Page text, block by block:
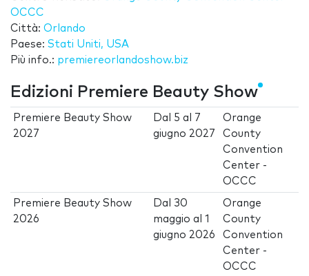
OCCC
Città: Orlando
Paese: Stati Uniti, USA
Più info.: premiereorlandoshow.biz
Edizioni Premiere Beauty Show
Premiere Beauty Show
2027
Dal 5 al
7
giugno 2027
Orange
County
Convention
Center -
OCCC
Premiere Beauty Show
2026
Dal 30
maggio al1
giugno 2026
Orange
County
Convention
Center -
OCCC